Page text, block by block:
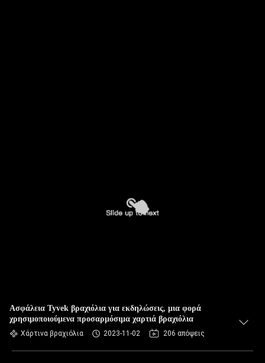
Ασφάλεια Tyvek βραχιόλια για εκδηλώσεις, μια φορά
χρησιμοποιούμενα προσαρμόσιμα χαρτιά βραχιόλια
Χάρτινα βραχιόλια 2023-11-02 206 απόψεις